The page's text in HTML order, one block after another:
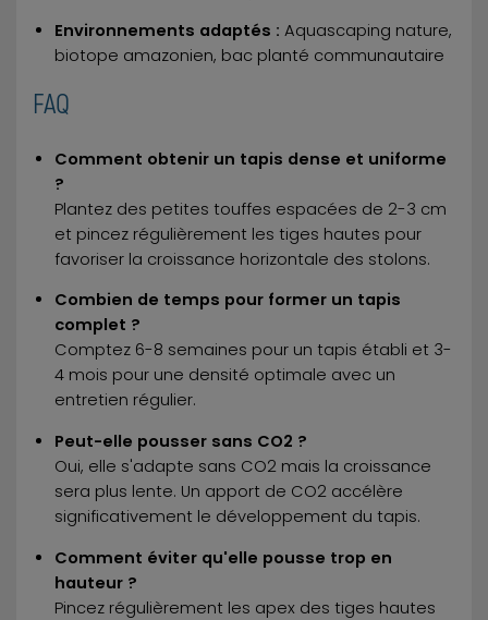
Environnements adaptés : Aquascaping nature,
biotope amazonien, bac planté communautaire
FAQ
Comment obtenir un tapis dense et uniforme
?
Plantez des petites touffes espacées de 2-3 cm
et pincez régulièrement les tiges hautes pour
favoriser la croissance horizontale des stolons.
Combien de temps pour former un tapis
complet ?
Comptez 6-8 semaines pour un tapis établi et 3-
4 mois pour une densité optimale avec un
entretien régulier.
Peut-elle pousser sans CO2 ?
Oui, elle s'adapte sans CO2 mais la croissance
sera plus lente. Un apport de CO2 accélère
significativement le développement du tapis.
Comment éviter qu'elle pousse trop en
hauteur ?
Pincez régulièrement les apex des tiges hautes